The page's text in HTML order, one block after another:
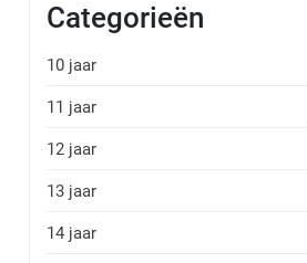
Categorieën
10 jaar
11 jaar
12 jaar
13 jaar
14 jaar